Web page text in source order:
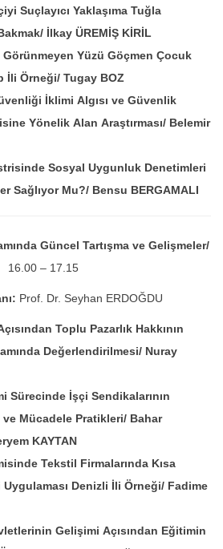
Suçlayıcı Yaklaşıma Tuğla
İlkay ÜREMİŞ KİRİL
Yüzü Göçmen Çocuk
İli Örneği/ Tugay BOZ
İklimi Algısı ve Güvenlik
Yönelik Alan Araştırması/ Belemir
Sosyal Uygunluk Denetimleri
Sağlıyor Mu?/ Bensu BERGAMALI
Güncel Tartışma ve Gelişmeler/
16.00 – 17.15
Prof. Dr. Seyhan ERDOĞDU
Toplu Pazarlık Hakkının
Değerlendirilmesi/ Nuray
Sürecinde İşçi Sendikalarının
ve Mücadele Pratikleri/ Bahar
KAYTAN
Tekstil Firmalarında Kısa
Uygulaması Denizli İli Örneği/ Fadime
Gelişimi Açısından Eğitimin